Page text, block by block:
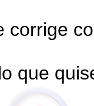
corrige
que